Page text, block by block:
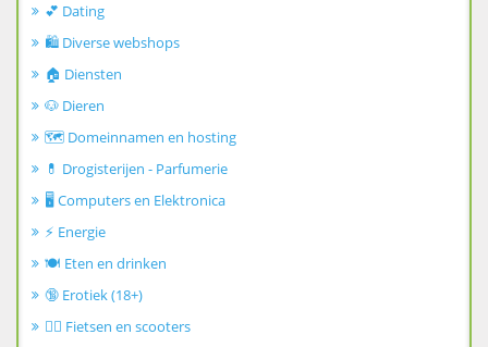
💕 Dating
🛍️ Diverse webshops
🏠 Diensten
🐶 Dieren
🗺️ Domeinnamen en hosting
💊 Drogisterijen - Parfumerie
🖥️ Computers en Elektronica
⚡ Energie
🍽️ Eten en drinken
🔞 Erotiek (18+)
🚴‍♂️ Fietsen en scooters